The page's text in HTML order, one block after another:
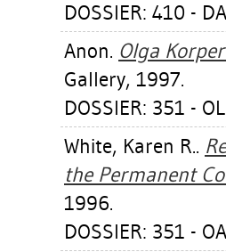
DOSSIER: 410 -
Anon. Olga
Gallery, 1997.
DOSSIER: 351 -
White, Karen R..
the Permanent
1996.
DOSSIER: 351 -